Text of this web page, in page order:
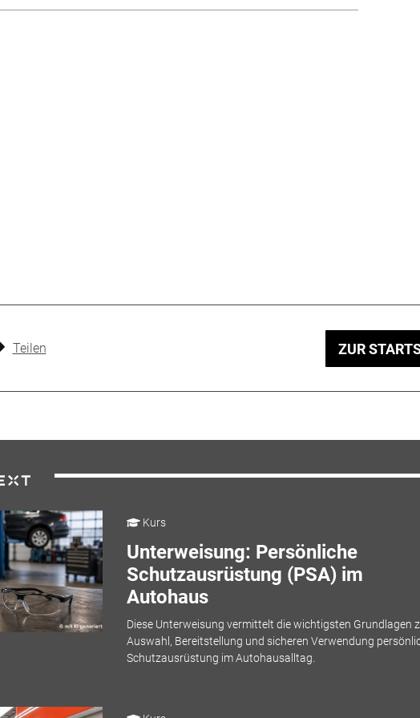
Teilen ZUR
Kurs
Unterweisung: Persönliche
Schutzausrüstung (PSA) im
Autohaus
Diese Unterweisung vermittelt die wichtigsten Grundlagen
Auswahl, Bereitstellung und sicheren Verwendung
Schutzausrüstung im Autohausalltag.